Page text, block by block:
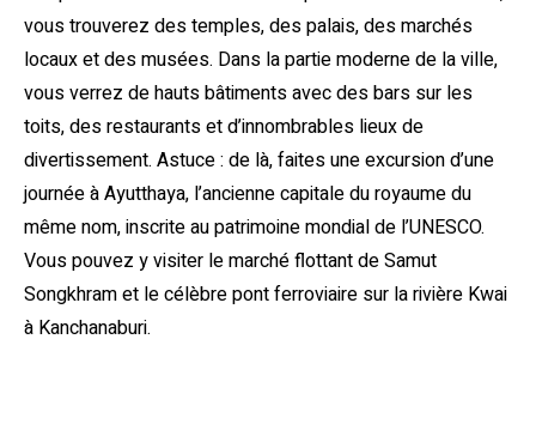
vous trouverez des temples, des palais, des marchés
locaux et des musées. Dans la partie moderne de la ville,
vous verrez de hauts bâtiments avec des bars sur les
toits, des restaurants et d’innombrables lieux de
divertissement. Astuce : de là, faites une excursion d’une
journée à Ayutthaya, l’ancienne capitale du royaume du
même nom, inscrite au patrimoine mondial de l’UNESCO.
Vous pouvez y visiter le marché flottant de Samut
Songkhram et le célèbre pont ferroviaire sur la rivière Kwai
à Kanchanaburi.